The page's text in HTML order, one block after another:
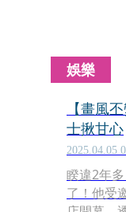
娛樂
【畫風
士揪甘心
2025.04.05
睽違2年
了！他受